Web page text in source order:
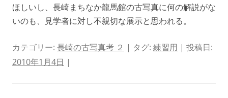
ほしいし、長崎まちなか龍馬館の古写真に何の解説がな
いのも、見学者に対し不親切な展示と思われる。
カテゴリー: 長崎の古写真考 ２ | タグ: 練習用 | 投稿日:
2010年1月4日 |